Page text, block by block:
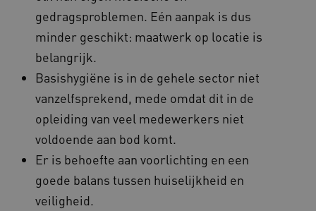
gedragsproblemen. Eén aanpak is dus
minder geschikt: maatwerk op locatie is
belangrijk.
Basishygiëne is in de gehele sector niet
vanzelfsprekend, mede omdat dit in de
opleiding van veel medewerkers niet
voldoende aan bod komt.
Er is behoefte aan voorlichting en een
goede balans tussen huiselijkheid en
veiligheid.
ARRAffinity
Microsoft Corporation
.www.kennispleingehandicaptensector.nl
CookieScriptConsent
CookieScript
www.kennispleingehandicaptensector.nl